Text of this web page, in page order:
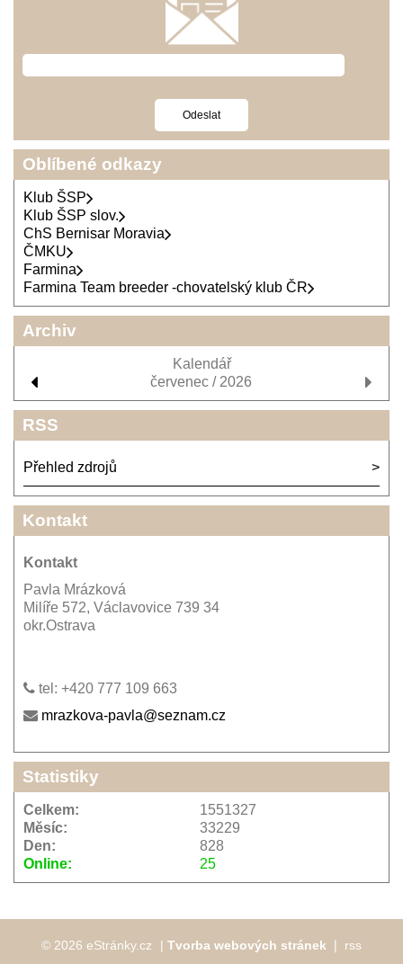
Oblíbené odkazy
Klub ŠSP
Klub ŠSP slov.
ChS Bernisar Moravia
ČMKU
Farmina
Farmina Team breeder -chovatelský klub ČR
Archiv
Kalendář
červenec / 2026
RSS
Přehled zdrojů
Kontakt
Kontakt
Pavla Mrázková
Milíře 572, Václavovice 739 34
okr.Ostrava
tel: +420 777 109 663
mrazkova-pavla@seznam.cz
Statistiky
Online: 25
Celkem:
1551327
Měsíc:
33229
Den:
828
© 2026 eStránky.cz | Tvorba webových stránek rss